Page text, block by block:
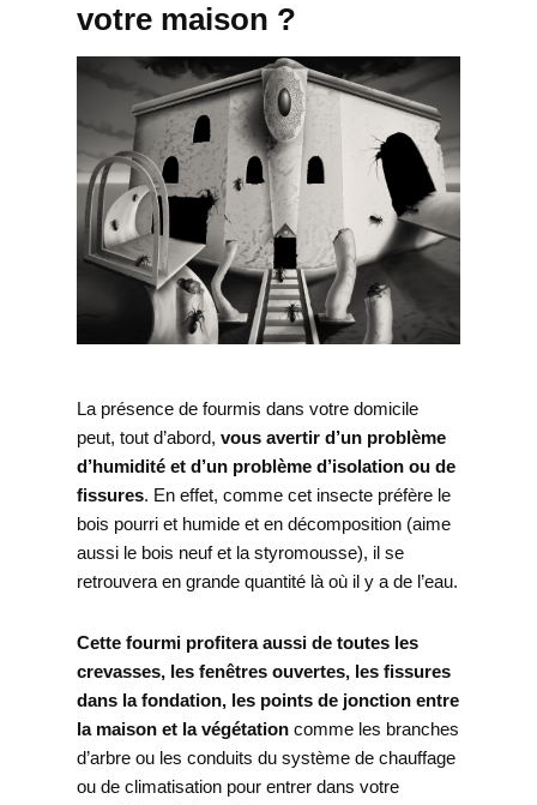
votre maison ?
La présence de fourmis dans votre domicile
peut, tout d’abord,vous avertir d’un problème
d’humidité et d’un problème d’isolation ou de
fissures. En effet, comme cet insecte préfère le
bois pourri et humide et en décomposition (aime
aussi le bois neuf et la styromousse), il se
retrouvera en grande quantité là où il y a de l’eau.
Cette fourmi profitera aussi de toutes les
crevasses, les fenêtres ouvertes, les fissures
dans la fondation, les points de jonction entre
la maison et la végétation comme les branches
d’arbre ou les conduits du système de chauffage
ou de climatisation pour entrer dans votre